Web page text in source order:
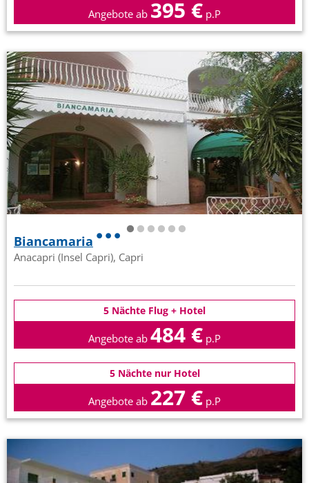
Angebote ab 395 € p.P
Biancamaria
Anacapri (Insel Capri), Capri
5 Nächte Flug + Hotel
Angebote ab 484 € p.P
5 Nächte nur Hotel
Angebote ab 227 € p.P